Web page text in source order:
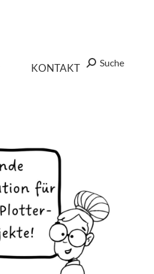
KONTAKT Search:
Suche
KONTAKT Search:
Suche